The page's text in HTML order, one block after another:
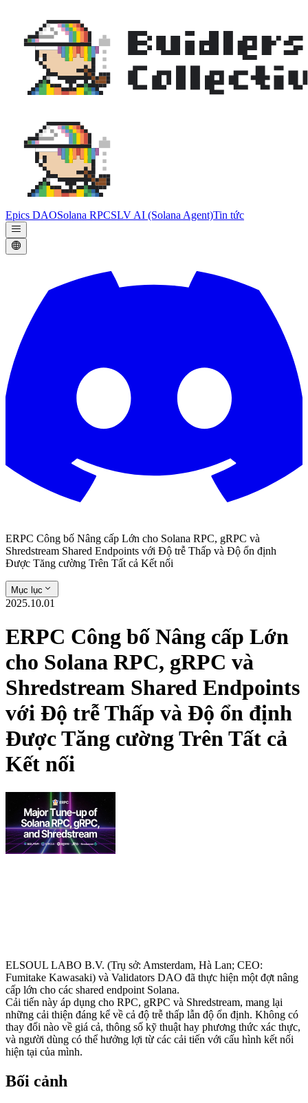
Epics DAOSolana RPCSLV AI (Solana Agent)Tin tức
ERPC Công bố Nâng cấp Lớn cho Solana RPC, gRPC và
Shredstream Shared Endpoints với Độ trễ Thấp và Độ ổn định
Được Tăng cường Trên Tất cả Kết nối
Mục lục
2025.10.01
ERPC Công bố Nâng cấp Lớn
cho Solana RPC, gRPC và
Shredstream Shared Endpoints
với Độ trễ Thấp và Độ ổn định
Được Tăng cường Trên Tất cả
Kết nối
ELSOUL LABO B.V. (Trụ sở: Amsterdam, Hà Lan; CEO:
Fumitake Kawasaki) và Validators DAO đã thực hiện một đợt nâng
cấp lớn cho các shared endpoint Solana.
Cải tiến này áp dụng cho RPC, gRPC và Shredstream, mang lại
những cải thiện đáng kể về cả độ trễ thấp lẫn độ ổn định. Không có
thay đổi nào về giá cả, thông số kỹ thuật hay phương thức xác thực,
và người dùng có thể hưởng lợi từ các cải tiến với cấu hình kết nối
hiện tại của mình.
Bối cảnh